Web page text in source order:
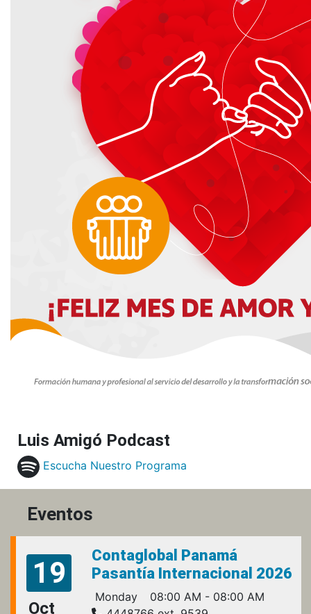
Luis Amigó Podcast
Escucha Nuestro Programa
Eventos
19
Oct
Contaglobal Panamá
Pasantía Internacional 2026
Monday
08:00 AM - 08:00 AM